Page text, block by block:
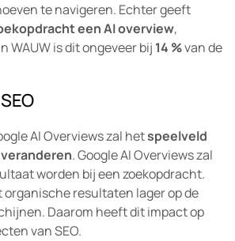
te navigeren. Echter geeft
een AI overview,
WAUW is dit ongeveer bij 14 %van de
AI Overviews zal hetspeelveld
. Google AI Overviews zal
worden bij een zoekopdracht.
organische resultaten lager op de
Daarom heeft dit impact op
van SEO.